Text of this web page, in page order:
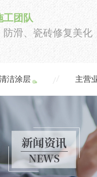
工团队
防滑、瓷砖修复美化
洁涂层 主营